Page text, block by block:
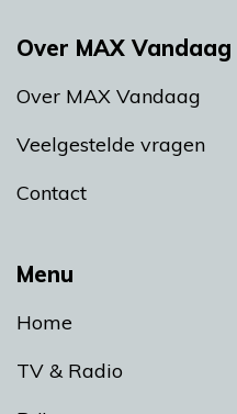
Menu
Home
TV & Radio
Over MAX Vandaag
Over MAX Vandaag
Veelgestelde vragen
Contact